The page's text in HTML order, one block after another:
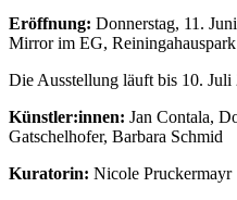
Eröffnung: Donnerstag, 11.
Mirror im EG,
Die Ausstellung läuft bis 10. Juli
Künstler:innen: Jan Contala,
Gatschelhofer, Barbara Schmid
Kuratorin: Nicole Pruckermayr